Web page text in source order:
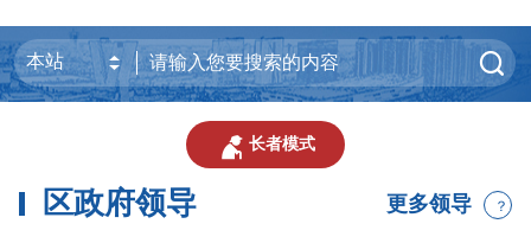

 长者模式
区政府领导 更多领导 ？